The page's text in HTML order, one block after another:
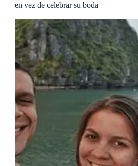
en vez de celebrar su boda